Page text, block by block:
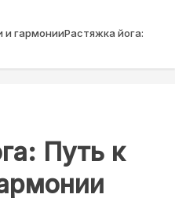
и гармонииРастяжка йога:
Путь к